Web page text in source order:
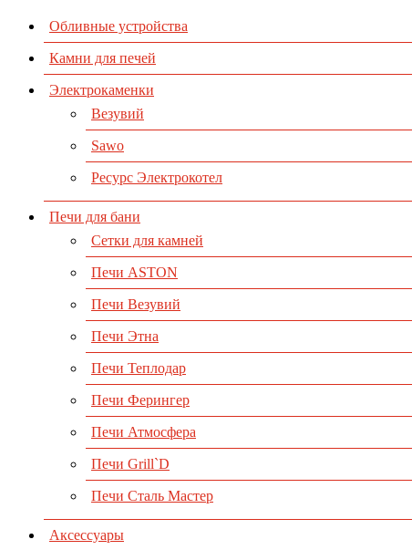
Обливные устройства
Камни для печей
Электрокаменки
Везувий
Sawo
Ресурс Электрокотел
Печи для бани
Сетки для камней
Печи ASTON
Печи Везувий
Печи Этна
Печи Теплодар
Печи Ферингер
Печи Атмосфера
Печи Grill`D
Печи Сталь Мастер
Аксессуары